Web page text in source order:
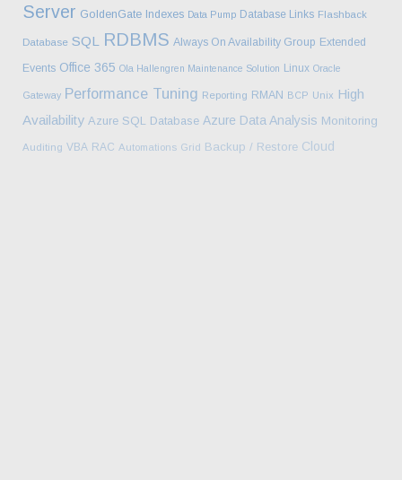
Server GoldenGate Indexes Data Pump Database Links Flashback
Database SQL RDBMS Always On Availability Group Extended
Events Office 365 Ola Hallengren Maintenance Solution Linux Oracle
Gateway Performance Tuning Reporting RMAN BCP Unix High
Availability Azure SQL Database Azure Data Analysis Monitoring
Auditing VBA RAC Automations Grid Backup / Restore Cloud